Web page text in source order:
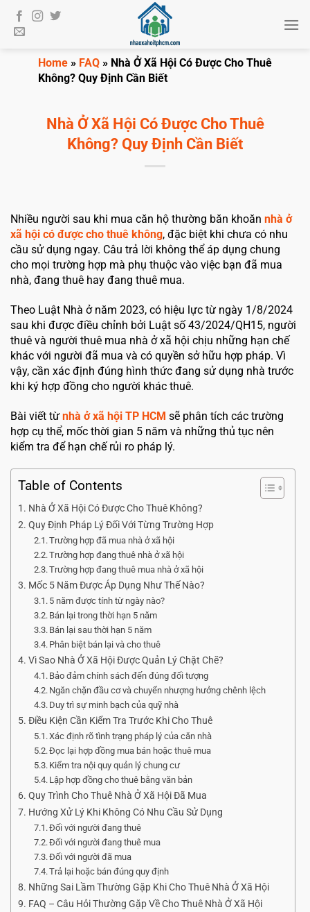
qua
Home » FAQ » Nhà Ở Xã Hội Có Được Cho Thuê
Không? Quy Định Cần Biết
Nhà Ở Xã Hội Có Được Cho Thuê
Không? Quy Định Cần Biết
Nhiều người sau khi mua căn hộ thường băn khoăn nhà ở
xã hội có được cho thuê không, đặc biệt khi chưa có nhu
cầu sử dụng ngay. Câu trả lời không thể áp dụng chung
cho mọi trường hợp mà phụ thuộc vào việc bạn đã mua
nhà, đang thuê hay đang thuê mua.
Theo Luật Nhà ở năm 2023, có hiệu lực từ ngày 1/8/2024
sau khi được điều chỉnh bởi Luật số 43/2024/QH15, người
thuê và người thuê mua nhà ở xã hội chịu những hạn chế
khác với người đã mua và có quyền sở hữu hợp pháp. Vì
vậy, cần xác định đúng hình thức đang sử dụng nhà trước
khi ký hợp đồng cho người khác thuê.
Bài viết từ nhà ở xã hội TP HCM sẽ phân tích các trường
hợp cụ thể, mốc thời gian 5 năm và những thủ tục nên
kiểm tra để hạn chế rủi ro pháp lý.
Table of Contents
Nhà Ở Xã Hội Có Được Cho Thuê Không?
Quy Định Pháp Lý Đối Với Từng Trường Hợp
Trường hợp đã mua nhà ở xã hội
Trường hợp đang thuê nhà ở xã hội
Trường hợp đang thuê mua nhà ở xã hội
Mốc 5 Năm Được Áp Dụng Như Thế Nào?
5 năm được tính từ ngày nào?
Bán lại trong thời hạn 5 năm
Bán lại sau thời hạn 5 năm
Phân biệt bán lại và cho thuê
Vì Sao Nhà Ở Xã Hội Được Quản Lý Chặt Chẽ?
Bảo đảm chính sách đến đúng đối tượng
Ngăn chặn đầu cơ và chuyển nhượng hưởng chênh lệch
Duy trì sự minh bạch của quỹ nhà
Điều Kiện Cần Kiểm Tra Trước Khi Cho Thuê
Xác định rõ tình trạng pháp lý của căn nhà
Đọc lại hợp đồng mua bán hoặc thuê mua
Kiểm tra nội quy quản lý chung cư
Lập hợp đồng cho thuê bằng văn bản
Quy Trình Cho Thuê Nhà Ở Xã Hội Đã Mua
Hướng Xử Lý Khi Không Có Nhu Cầu Sử Dụng
Đối với người đang thuê
Đối với người đang thuê mua
Đối với người đã mua
Trả lại hoặc bán đúng quy định
Những Sai Lầm Thường Gặp Khi Cho Thuê Nhà Ở Xã Hội
FAQ – Câu Hỏi Thường Gặp Về Cho Thuê Nhà Ở Xã Hội